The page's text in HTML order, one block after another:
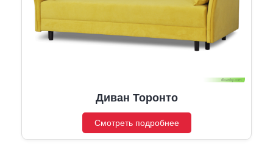
Диван Торонто
Смотреть подробнее